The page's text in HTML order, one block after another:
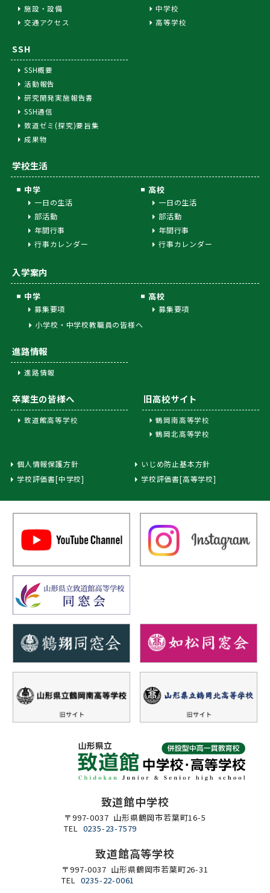
施設・設備
交通アクセス
中学校
高等学校
SSH
SSH概要
活動報告
研究開発実施報告書
SSH通信
致道ゼミ(探究)要旨集
成果物
学校生活
中学
一日の生活
部活動
年間行事
行事カレンダー
高校
一日の生活
部活動
年間行事
行事カレンダー
入学案内
中学
募集要項
高校
募集要項
小学校・中学校教職員の皆様へ
進路情報
進路情報
卒業生の皆様へ
致道館高等学校
旧高校サイト
鶴岡南高等学校
鶴岡北高等学校
個人情報保護方針
いじめ防止基本方針
学校評価書[中学校]
学校評価書[高等学校]
致道館中学校
〒997-0037 山形県鶴岡市若葉町16-5
TEL 0235-23-7579
致道館高等学校
〒997-0037 山形県鶴岡市若葉町26-31
TEL 0235-22-0061